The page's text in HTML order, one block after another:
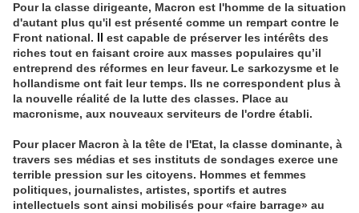
Pour la classe dirigeante, Macron est l'homme de la situation
d'autant plus qu'il est présenté comme un rempart contre le
Front national.
est capable de préserver les intérêts des
riches tout en faisant croire aux masses populaires qu’il
entreprend des réformes en leur faveur. Le sarkozysme et le
hollandisme ont fait leur temps. Ils ne correspondent plus à
la nouvelle réalité de la lutte des classes. Place au
macronisme, aux nouveaux serviteurs de l'ordre établi.
Pour placer Macron à la tête de l'Etat, la classe dominante, à
travers ses médias et ses instituts de sondages exerce une
terrible pression sur les citoyens. Hommes et femmes
politiques, journalistes, artistes, sportifs et autres
intellectuels sont ainsi mobilisés pour «faire barrage» au